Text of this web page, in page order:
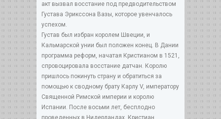
акт вызвал восстание под предводительством
Густава Эрикссона Вазы, которое увенчалось
успехом.
Густав был избран королем Швеции, и
Кальмарской унии был положен конец. В Дании
программа реформ, начатая Кристианом в 1521,
спровоцировала восстание датчан. Королю
пришлось покинуть страну и обратиться за
помощью к сводному брату Карлу V, императору
Священной Римской империи и королю
Испании. После восьми лет, бесплодно
проведенных в Нидерландах, Кристиан